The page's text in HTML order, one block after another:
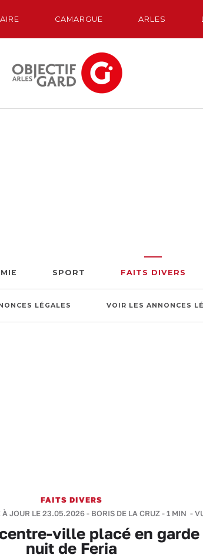
CAMARGUE ARLES
SPORT FAITS DIVERS
LÉGALES VOIR LES ANNONCES
FAITS DIVERS
À JOUR LE 23.05.2026 - BORIS DE LA CRUZ-1 MIN -
ville placé en
nuit de Feria